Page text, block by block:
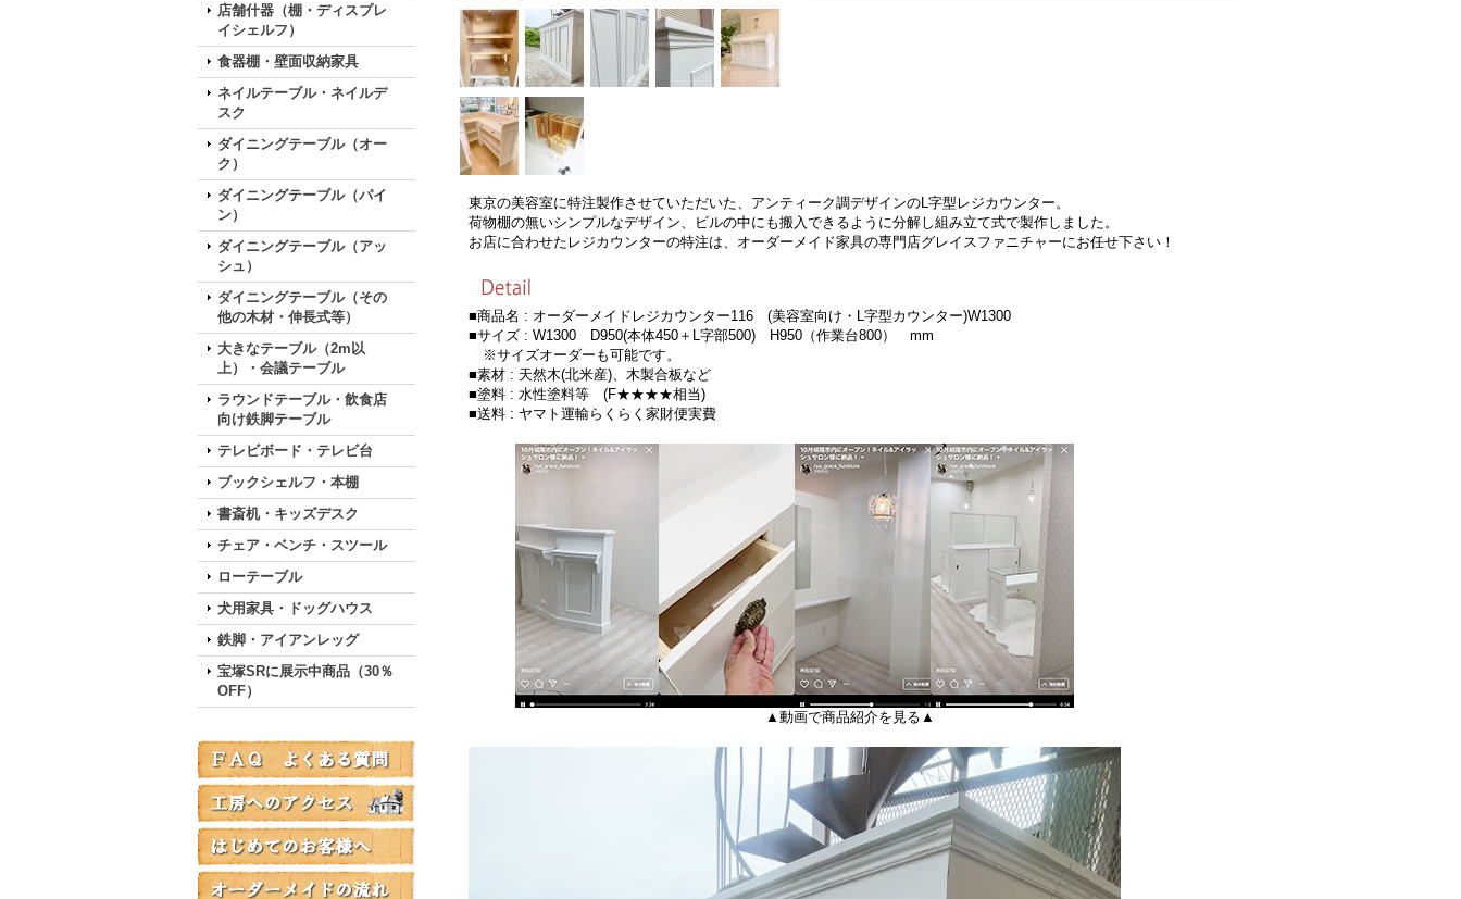
店舗什器（棚・ディスプレ
イシェルフ）
食器棚・壁面収納家具
ネイルテーブル・ネイルデ
スク
ダイニングテーブル（オー
ク）
ダイニングテーブル（パイ
ン）
ダイニングテーブル（アッ
シュ）
ダイニングテーブル（その
他の木材・伸長式等）
大きなテーブル（2m以
上）・会議テーブル
ラウンドテーブル・飲食店
向け鉄脚テーブル
テレビボード・テレビ台
ブックシェルフ・本棚
書斎机・キッズデスク
チェア・ベンチ・スツール
ローテーブル
犬用家具・ドッグハウス
鉄脚・アイアンレッグ
宝塚SRに展示中商品（30％
OFF）
東京の美容室に特注製作させていただいた、アンティーク調デザインのL字型レジカウンター。
荷物棚の無いシンプルなデザイン、ビルの中にも搬入できるように分解し組み立て式で製作しました。
お店に合わせたレジカウンターの特注は、オーダーメイド家具の専門店グレイスファニチャーにお任せ下さい！
■商品名 : オーダーメイドレジカウンター116 (美容室向け・L字型カウンター)W1300
■サイズ : W1300 D950(本体450＋L字部500) H950（作業台800） mm
※サイズオーダーも可能です。
■素材 : 天然木(北米産)、木製合板など
■塗料 : 水性塗料等 (F★★★★相当)
■送料 : ヤマト運輸らくらく家財便実費
▲動画で商品紹介を見る▲